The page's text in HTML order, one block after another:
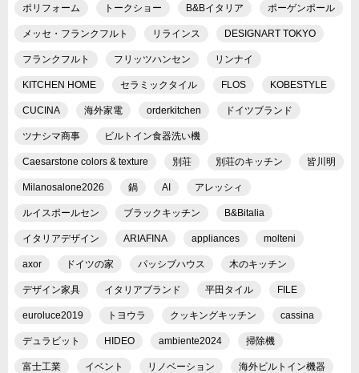
ポリフォーム トークショー B&Bイタリア ポーゲンポール
メッセ・フランクフルト リラインス DESIGNART TOKYO
フランクフルト フリッツハンセン リンナイ
KITCHEN HOME セラミックタイル FLOS KOBESTYLE
CUCINA 海外家電 orderkitchen ドイツブランド
ツナシマ商事 ビルトイン食器洗い機
Caesarstone colors & texture 別荘 別荘のキッチン 皆川明
Milanosalone2026 鍋 AI アレッシィ
ルイスポールセン ブラックキッチン B&Bitalia
イタリアデザイン ARIAFINA appliances molteni
axor ドイツの家 パッシブハウス 木のキッチン
デザイン家具 イタリアブランド 平田タイル FILE
euroluce2019 トヨウラ クッキングキッチン cassina
デュラビット HIDEO ambiente2024 掃除機
富士工業 イベント リノベーション 海外ビルトイン機器